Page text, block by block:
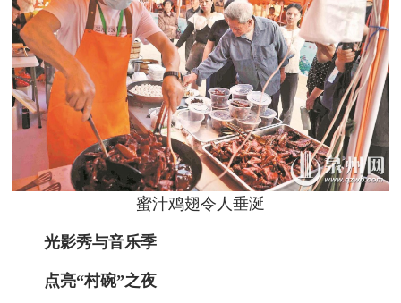
蜜汁鸡翅令人垂涎
光影秀与音乐季
点亮“村碗”之夜